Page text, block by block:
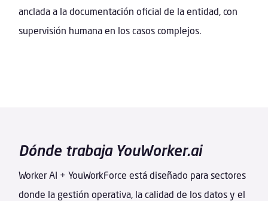
anclada a la documentación oficial de la entidad, con
supervisión humana en los casos complejos.
Dónde trabaja YouWorker.ai
Worker AI + YouWorkForce está diseñado para sectores
donde la gestión operativa, la calidad de los datos y el